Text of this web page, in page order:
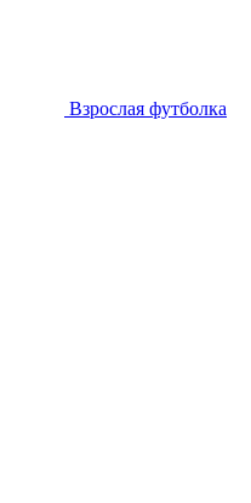
Взрослая футболка